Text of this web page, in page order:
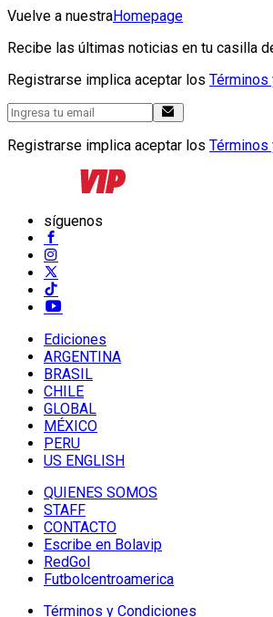
Vuelve a nuestraHomepage
Recibe las últimas noticias en tu casilla
Registrarse implica aceptar los Términos
Registrarse implica aceptar los Términos
síguenos
Ediciones
ARGENTINA
BRASIL
CHILE
GLOBAL
MÉXICO
PERU
US ENGLISH
QUIENES SOMOS
STAFF
CONTACTO
Escribe en Bolavip
RedGol
Futbolcentroamerica
Términos y Condiciones